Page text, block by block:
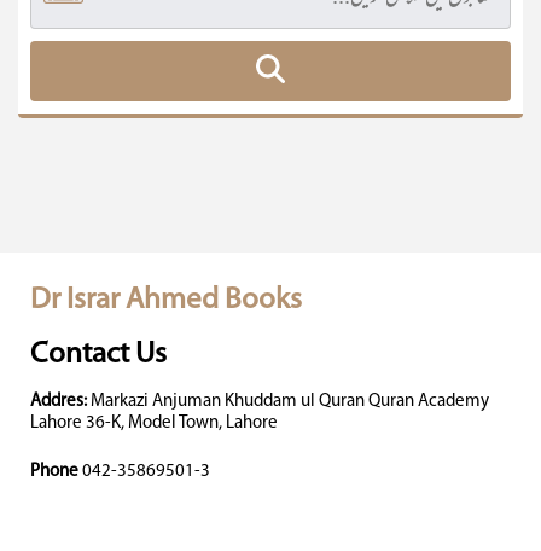
Dr Israr Ahmed Books
Contact Us
Addres: Markazi Anjuman Khuddam ul Quran Quran Academy
Lahore 36-K, Model Town, Lahore
Phone 042-35869501-3